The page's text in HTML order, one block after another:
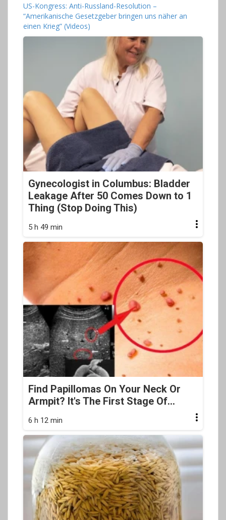
US-Kongress: Anti-Russland-Resolution –
“Amerikanische Gesetzgeber bringen uns näher an
einen Krieg” (Videos)
Gynecologist in Columbus: Bladder
Leakage After 50 Comes Down to 1
Thing (Stop Doing This)
5 h 49 min
Find Papillomas On Your Neck Or
Armpit? It's The First Stage Of...
6 h 12 min